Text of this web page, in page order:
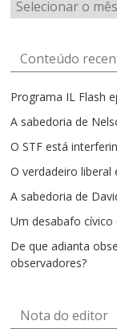
por
Conteúdo
Programa IL Flash
A sabedoria de
O STF está
O verdadeiro liberal
A sabedoria de
Um desabafo
De que adianta
observadores?
Nota do editor